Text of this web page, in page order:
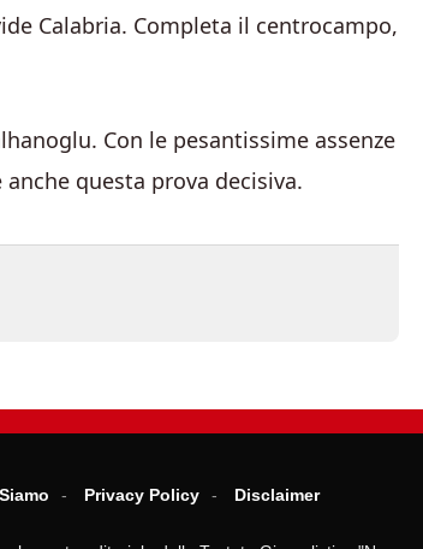
Calabria. Completa il centrocampo,
Con le pesantissime assenze
questa prova decisiva.
Privacy Policy Disclaimer